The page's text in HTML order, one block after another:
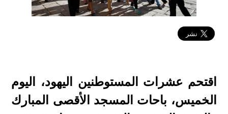
اقتحم عشرات المستوطنين اليهود، اليوم
الخميس، باحات المسجد الأقصى المبارك